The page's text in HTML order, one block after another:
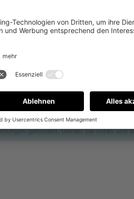
der aktuellen Sprache anzeigen.
gefunden. Gehen Sie voran und